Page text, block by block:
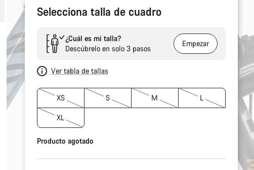
Selecciona talla de cuadro
¿Cuál es mi talla?
Descúbrelo en solo 3 pasos
Empezar
Ver tabla de tallas
XS S M L
XL
Producto agotado